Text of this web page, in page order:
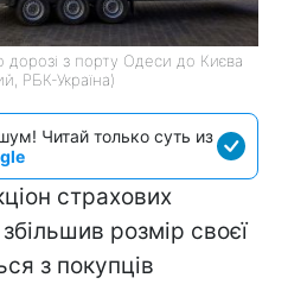
дорозі з порту Одеси до Києва
РБК-Україна)
Читай только суть из
страхових
розмір своєї
з покупців